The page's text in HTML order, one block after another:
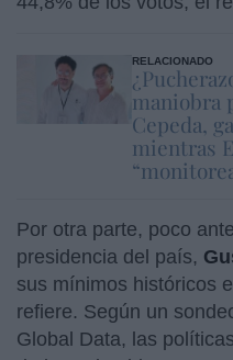
RELACIONADO
maniobra
Cepeda,
mientras
Por otra parte, poco
presidencia del país,
sus mínimos históricos
refiere. Según un
Global Data, las